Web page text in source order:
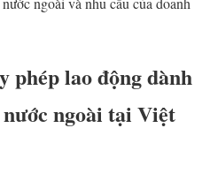
phép lao động dành
ngoài tại Việt